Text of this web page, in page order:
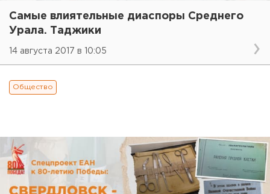
Самые влиятельные диаспоры Среднего
Урала. Таджики
14 августа 2017 в 10:05
Общество